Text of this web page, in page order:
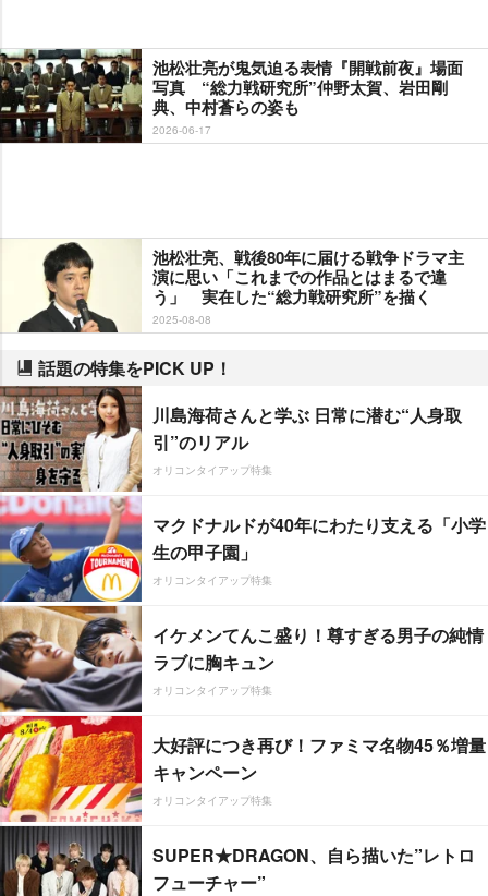
池松壮亮が鬼気迫る表情『開戦前夜』場面
写真 “総力戦研究所”仲野太賀、岩田剛
典、中村蒼らの姿も
2026-06-17
池松壮亮、戦後80年に届ける戦争ドラマ主
演に思い「これまでの作品とはまるで違
う」 実在した“総力戦研究所”を描く
2025-08-08
話題の特集をPICK UP！
川島海荷さんと学ぶ 日常に潜む“人身取
引”のリアル
オリコンタイアップ特集
マクドナルドが40年にわたり支える「小学
生の甲子園」
オリコンタイアップ特集
イケメンてんこ盛り！尊すぎる男子の純情
ラブに胸キュン
オリコンタイアップ特集
大好評につき再び！ファミマ名物45％増量
キャンペーン
オリコンタイアップ特集
SUPER★DRAGON、自ら描いた”レトロ
フューチャー”